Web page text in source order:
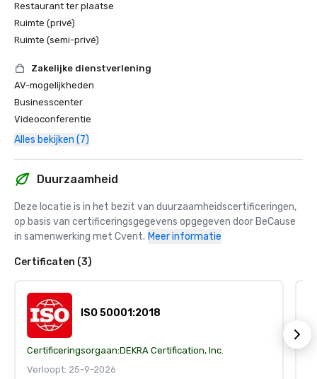
Restaurant ter plaatse
Ruimte (privé)
Ruimte (semi-privé)
Zakelijke dienstverlening
AV-mogelijkheden
Businesscenter
Videoconferentie
Alles bekijken (7)
Duurzaamheid
Deze locatie is in het bezit van duurzaamheidscertificeringen,
op basis van certificeringsgegevens opgegeven door BeCause
in samenwerking met Cvent. Meer informatie
Certificaten (3)
ISO 50001:2018
Certificeringsorgaan:DEKRA Certification, Inc.
Verloopt: 25-9-2026